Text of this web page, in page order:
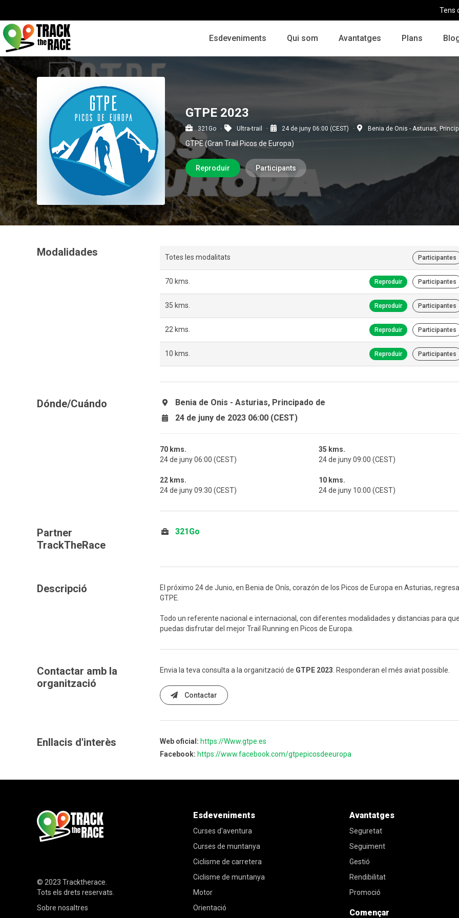
Tens
Esdeveniments Qui som Avantatges Plans
GTPE 2023
321Go Ultra-trail 24 de juny 06:00 (CEST) Benia de Onis - Asturias,
GTPE (Gran Trail Picos de Europa)
Reproduir Participants
Modalidades Totes les modalitats Participantes
70 kms. Reproduir Participantes
35 kms. Reproduir Participantes
22 kms. Reproduir Participantes
10 kms. Reproduir Participantes
Dónde/Cuándo
Benia de Onis - Asturias, Principado de
24 de juny de 2023 06:00 (CEST)
70 kms.
24 de juny 06:00 (CEST)
35 kms.
24 de juny 09:00 (CEST)
22 kms.
24 de juny 09:30 (CEST)
10 kms.
24 de juny 10:00 (CEST)
Partner
TrackTheRace
321Go
Descripció
El próximo 24 de Junio, en Benia de Onís, corazón de los Picos de Europa en Asturias,
GTPE.
Todo un referente nacional e internacional, con diferentes modalidades y distancias para
puedas disfrutar del mejor Trail Running en Picos de Europa.
Contactar amb la
organització
Envia la teva consulta a la organització de GTPE 2023 . Responderan el més aviat possible.
Contactar
Enllacis d'interès Web oficial: https://Www.gtpe.es
Facebook: https://www.facebook.com/gtpepicosdeeuropa
© 2023 Tracktherace
Tots els drets reservats.
Sobre nosaltres
Esdeveniments
Curses d'aventura
Curses de muntanya
Ciclisme de carretera
Ciclisme de muntanya
Motor
Orientació
Avantatges
Seguretat
Seguiment
Gestió
Rendibilitat
Promoció
Començar